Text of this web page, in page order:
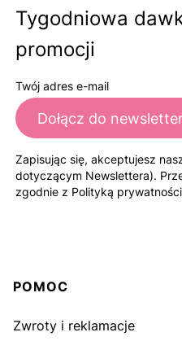
Tygodniowa
promocji
Twój adres e-mail
Dołącz do
Zapisując się, akceptujesz
dotyczącym Newslettera).
zgodnie z Polityką
Linki w stopce
POMOC
Zwroty i reklamacje